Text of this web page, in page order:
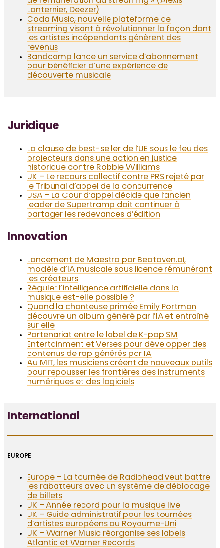
Lanternier, Deezer)
Coda Music, nouvelle plateforme de
streaming visant à révolutionner la façon dont
les artistes indépendants génèrent des
revenus
Bandcamp lance un service d’abonnement
pour bénéficier d’une expérience de
découverte musicale
Juridique
La clause de best-seller de l’UE sous le feu des
projecteurs dans une action en justice
historique contre Robbie Williams
UK – Le recours collectif contre PRS rejeté par
le Tribunal d’appel de la concurrence
USA – La Cour d’appel décide que l’ancien
leader de Supertramp doit continuer à
partager les redevances d’édition
Innovation
Lancement de Maestro par Beatoven.ai,
modèle d’IA musicale sous licence rémunérant
les créateurs
Réguler l’intelligence artificielle dans la
musique est-elle possible ?
Quand la chanteuse primée Emily Portman
découvre un album généré par l’IA et entraîné
sur elle
Partenariat entre le label de K-pop SM
Entertainment et Verses pour développer des
contenus de rap générés par IA
Au MIT, les musiciens créent de nouveaux outils
pour repousser les frontières des instruments
numériques et des logiciels
International
EUROPE
Europe – La tournée de Radiohead veut battre
les rabatteurs avec un système de déblocage
de billets
UK – Année record pour la musique live
UK – Guide administratif pour les tournées
d’artistes européens au Royaume-Uni
UK – Warner Music réorganise ses labels
Atlantic et Warner Records